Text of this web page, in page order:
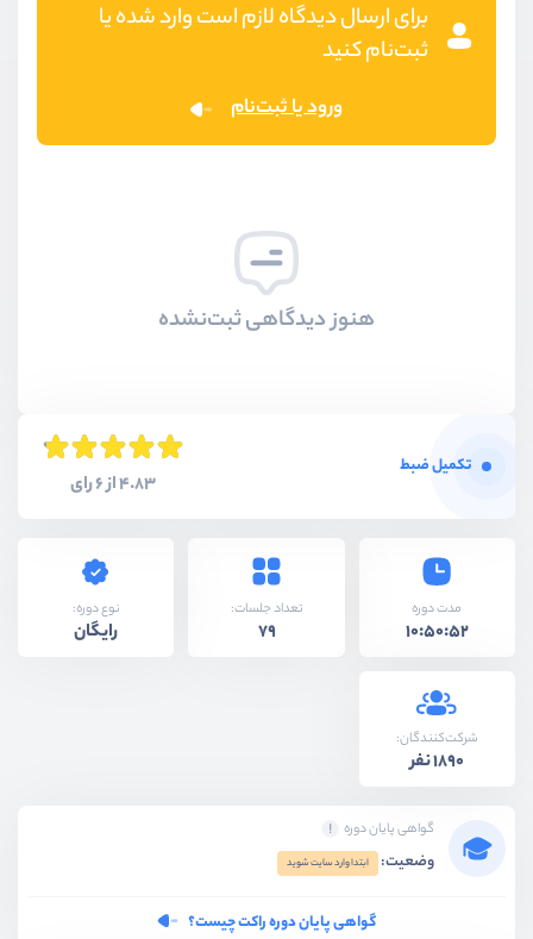
برای ارسال دیدگاه لازم است وارد شده یا
ثبت‌نام کنید
ورود یا ثبت‌نام
هنوز دیدگاهی ثبت‌نشده
تکمیل ضبط
4.83 از 6 رای
مدت دوره
10:50:52
تعداد جلسات:
79
نوع دوره:
رایگان
شرکت‌کنندگان:
1890 نفر
گواهی پایان دوره
وضعیت: ابتدا وارد سایت شوید
گواهی پایان دوره راکت چیست؟